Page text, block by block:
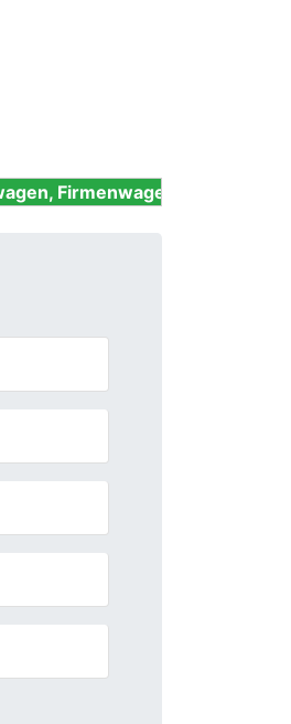
Unfallwagen,